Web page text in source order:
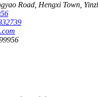
Road, Hengxi Town,